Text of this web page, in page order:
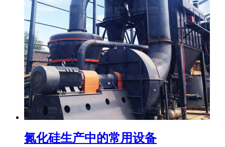
氮化硅生产中的常用设备